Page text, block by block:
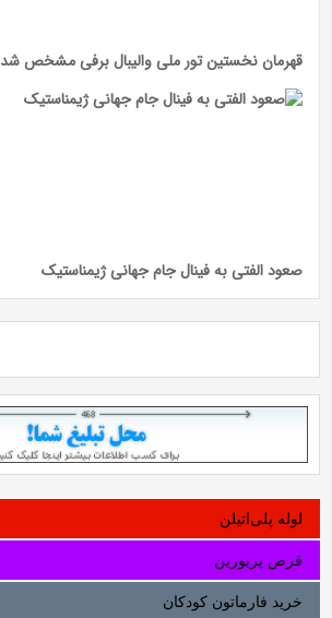
قهرمان نخستین تور ملی والیبال برفی مشخص شد
صعود الفتی به فینال جام جهانی ژیمناستیک
لوله‌ پلی‌اتیلن
قرص پریورین
خرید فارماتون کودکان